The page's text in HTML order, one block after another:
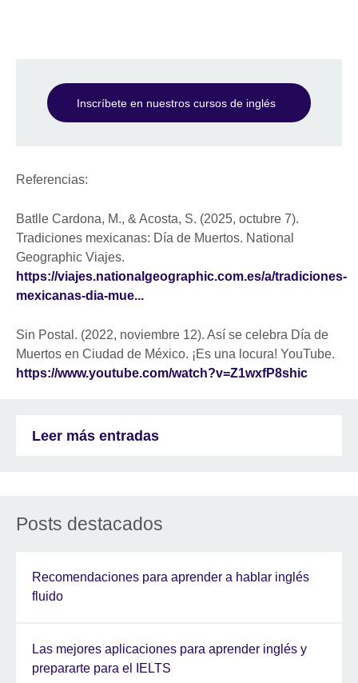
Inscríbete en nuestros cursos de inglés
Referencias:
Batlle Cardona, M., & Acosta, S. (2025, octubre 7).
Tradiciones mexicanas: Día de Muertos. National
Geographic Viajes.
https://viajes.nationalgeographic.com.es/a/tradiciones-
mexicanas-dia-mue...
Sin Postal. (2022, noviembre 12). Así se celebra Día de
Muertos en Ciudad de México. ¡Es una locura! YouTube.
https://www.youtube.com/watch?v=Z1wxfP8shic
Leer más entradas
Posts destacados
Recomendaciones para aprender a hablar inglés
fluido
Las mejores aplicaciones para aprender inglés y
prepararte para el IELTS